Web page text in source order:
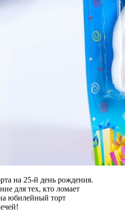
на 25-й день рождения.
для тех, кто ломает
юбилейный торт